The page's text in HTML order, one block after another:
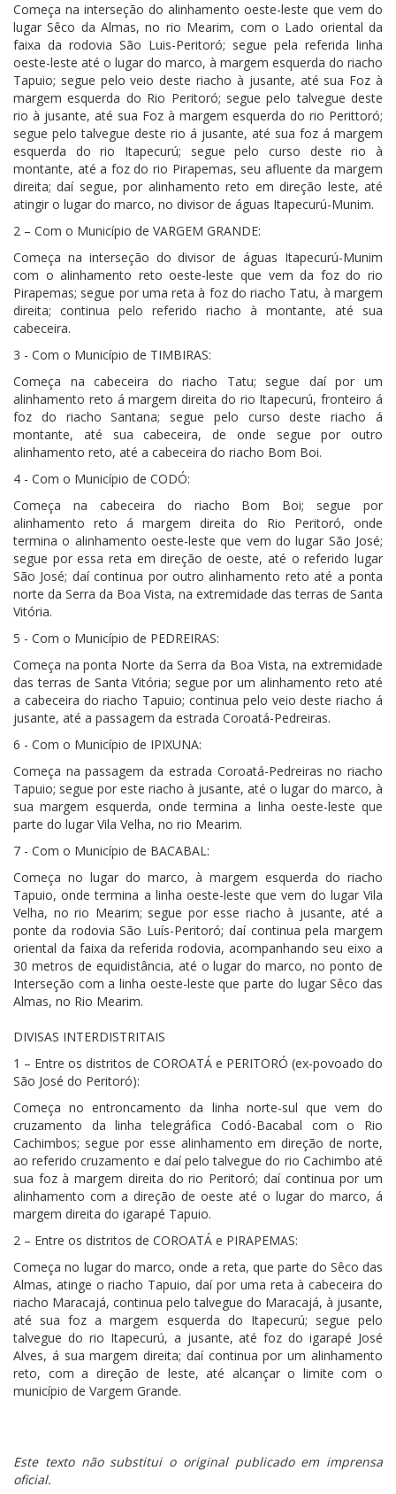
Começa na interseção do alinhamento oeste-leste que vem do
lugar Sêco da Almas, no rio Mearim, com o Lado oriental da
faixa da rodovia São Luis-Peritoró; segue pela referida linha
oeste-leste até o lugar do marco, à margem esquerda do riacho
Tapuio; segue pelo veio deste riacho à jusante, até sua Foz à
margem esquerda do Rio Peritoró; segue pelo talvegue deste
rio à jusante, até sua Foz à margem esquerda do rio Perittoró;
segue pelo talvegue deste rio á jusante, até sua foz á margem
esquerda do rio Itapecurú; segue pelo curso deste rio à
montante, até a foz do rio Pirapemas, seu afluente da margem
direita; daí segue, por alinhamento reto em direção leste, até
atingir o lugar do marco, no divisor de águas Itapecurú-Munim.
2 – Com o Município de VARGEM GRANDE:
Começa na interseção do divisor de águas Itapecurú-Munim
com o alinhamento reto oeste-leste que vem da foz do rio
Pirapemas; segue por uma reta à foz do riacho Tatu, à margem
direita; continua pelo referido riacho à montante, até sua
cabeceira.
3 - Com o Município de TIMBIRAS:
Começa na cabeceira do riacho Tatu; segue daí por um
alinhamento reto á margem direita do rio Itapecurú, fronteiro á
foz do riacho Santana; segue pelo curso deste riacho á
montante, até sua cabeceira, de onde segue por outro
alinhamento reto, até a cabeceira do riacho Bom Boi.
4 - Com o Município de CODÓ:
Começa na cabeceira do riacho Bom Boi; segue por
alinhamento reto á margem direita do Rio Peritoró, onde
termina o alinhamento oeste-leste que vem do lugar São José;
segue por essa reta em direção de oeste, até o referido lugar
São José; daí continua por outro alinhamento reto até a ponta
norte da Serra da Boa Vista, na extremidade das terras de Santa
Vitória.
5 - Com o Município de PEDREIRAS:
Começa na ponta Norte da Serra da Boa Vista, na extremidade
das terras de Santa Vitória; segue por um alinhamento reto até
a cabeceira do riacho Tapuio; continua pelo veio deste riacho á
jusante, até a passagem da estrada Coroatá-Pedreiras.
6 - Com o Município de IPIXUNA:
Começa na passagem da estrada Coroatá-Pedreiras no riacho
Tapuio; segue por este riacho à jusante, até o lugar do marco, à
sua margem esquerda, onde termina a linha oeste-leste que
parte do lugar Vila Velha, no rio Mearim.
7 - Com o Município de BACABAL:
Começa no lugar do marco, à margem esquerda do riacho
Tapuio, onde termina a linha oeste-leste que vem do lugar Vila
Velha, no rio Mearim; segue por esse riacho à jusante, até a
ponte da rodovia São Luís-Peritoró; daí continua pela margem
oriental da faixa da referida rodovia, acompanhando seu eixo a
30 metros de equidistância, até o lugar do marco, no ponto de
Interseção com a linha oeste-leste que parte do lugar Sêco das
Almas, no Rio Mearim.
DIVISAS INTERDISTRITAIS
1 – Entre os distritos de COROATÁ e PERITORÓ (ex-povoado do
São José do Peritoró):
Começa no entroncamento da linha norte-sul que vem do
cruzamento da linha telegráfica Codó-Bacabal com o Rio
Cachimbos; segue por esse alinhamento em direção de norte,
ao referido cruzamento e daí pelo talvegue do rio Cachimbo até
sua foz à margem direita do rio Peritoró; daí continua por um
alinhamento com a direção de oeste até o lugar do marco, á
margem direita do igarapé Tapuio.
2 – Entre os distritos de COROATÁ e PIRAPEMAS:
Começa no lugar do marco, onde a reta, que parte do Sêco das
Almas, atinge o riacho Tapuio, daí por uma reta à cabeceira do
riacho Maracajá, continua pelo talvegue do Maracajá, à jusante,
até sua foz a margem esquerda do Itapecurú; segue pelo
talvegue do rio Itapecurú, a jusante, até foz do igarapé José
Alves, á sua margem direita; daí continua por um alinhamento
reto, com a direção de leste, até alcançar o limite com o
município de Vargem Grande.
Este texto não substitui o original publicado em imprensa
oficial.